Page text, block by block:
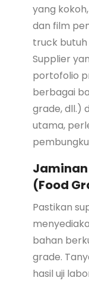
yang
dan film
truck
Supplier
portofolio
berbagai
grade, dll.)
utama,
(Food
Pastikan
bahan
grade.
hasil uji